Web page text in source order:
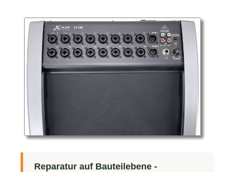
Reparatur auf Bauteilebene -